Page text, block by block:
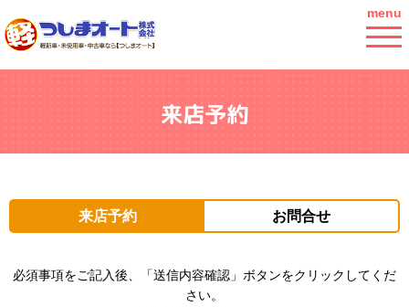
menu
来店予約
来店予約 お問合せ
必須事項をご記入後、「送信内容確認」ボタンをクリックしてくだ
さい。